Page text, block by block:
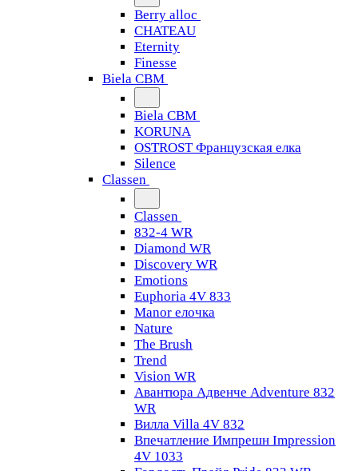
Berry alloc
CHATEAU
Eternity
Finesse
Biela CBM
Biela CBM
KORUNA
OSTROST Французская елка
Silence
Classen
Classen
832-4 WR
Diamond WR
Discovery WR
Emotions
Euphoria 4V 833
Manor елочка
Nature
The Brush
Trend
Vision WR
Авантюра Адвенче Adventure 832
WR
Вилла Villa 4V 832
Впечатление Импрешн Impression
4V 1033